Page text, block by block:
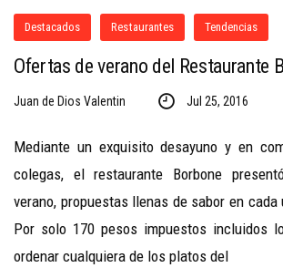
Destacados Restaurantes Tendencias
Ofertas de verano del Restaurante
Juan de Dios Valentin Jul 25, 2016
Mediante un exquisito desayuno y en
colegas, el restaurante Borbone
verano, propuestas llenas de sabor en
Por solo 170 pesos impuestos incluidos
ordenar cualquiera de los platos del